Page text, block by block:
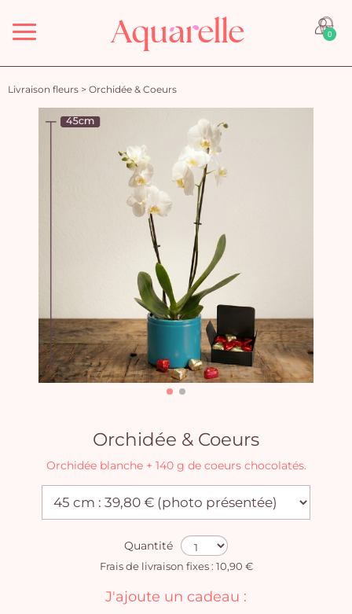
Menu 0
Livraison fleurs > Orchidée & Coeurs
Orchidée & Coeurs
Orchidée blanche + 140 g de coeurs chocolatés.
Quantité
Frais de livraison fixes : 10,90 €
J'ajoute un cadeau :